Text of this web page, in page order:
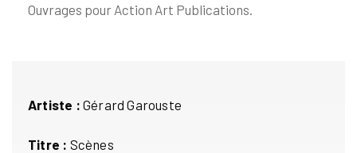
Ouvrages pour Action Art Publications.
Artiste : Gérard Garouste
Titre : Scènes